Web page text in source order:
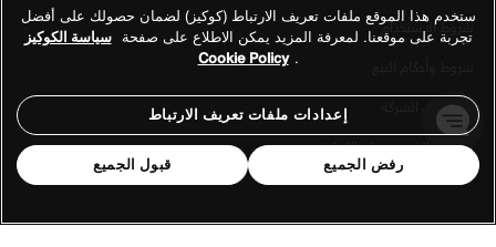
شروط الاستخدام
معلومات الشركة
سياسة الخصوصية والكوكيز
ستخدم هذا الموقع ملفات تعريف الارتباط (كوكيز) لضمان حصولك على أفضل
تجربة على موقعنا. لمعرفة المزيد يمكن الاطلاع على صفحة سياسة الكوكيز
.
Cookie Policy
إعدادات ملفات تعريف الارتباط
رفض الجميع قبول الجميع